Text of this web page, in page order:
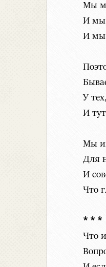
Мы
И мы
И мы
У
И
Мы
Для
И
Что
* * *
Что